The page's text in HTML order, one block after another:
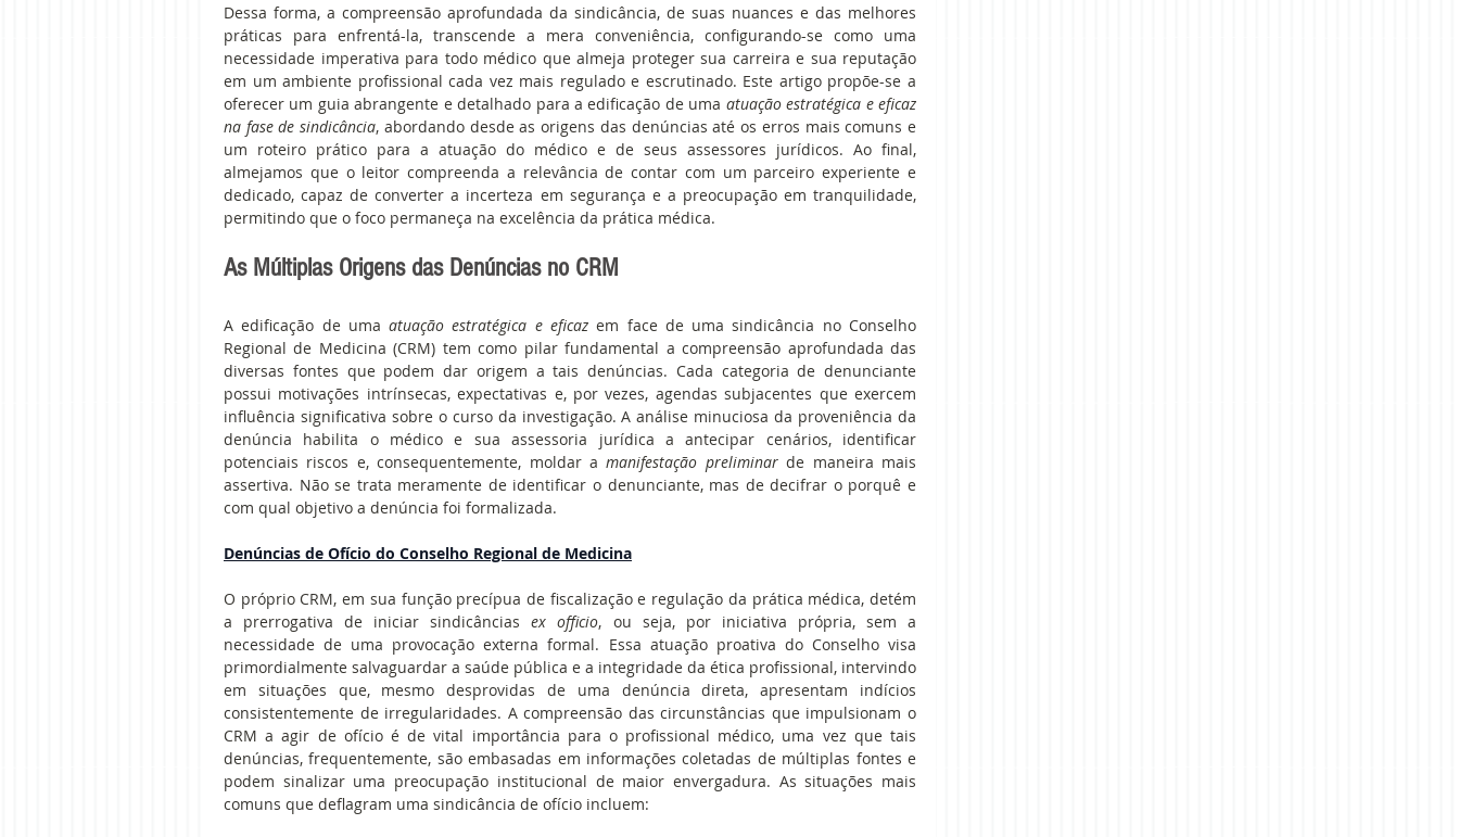
Dessa forma, a compreensão aprofundada da sindicância, de suas nuances e das melhores
práticas para enfrentá-la, transcende a mera conveniência, configurando-se como uma
necessidade imperativa para todo médico que almeja proteger sua carreira e sua reputação
em um ambiente profissional cada vez mais regulado e escrutinado. Este artigo propõe-se a
oferecer um guia abrangente e detalhado para a edificação de uma atuação estratégica e eficaz
na fase de sindicância, abordando desde as origens das denúncias até os erros mais comuns e
um roteiro prático para a atuação do médico e de seus assessores jurídicos. Ao final,
almejamos que o leitor compreenda a relevância de contar com um parceiro experiente e
dedicado, capaz de converter a incerteza em segurança e a preocupação em tranquilidade,
permitindo que o foco permaneça na excelência da prática médica.
As Múltiplas Origens das Denúncias no CRM
A edificação de uma atuação estratégica e eficaz em face de uma sindicância no Conselho
Regional de Medicina (CRM) tem como pilar fundamental a compreensão aprofundada das
diversas fontes que podem dar origem a tais denúncias. Cada categoria de denunciante
possui motivações intrínsecas, expectativas e, por vezes, agendas subjacentes que exercem
influência significativa sobre o curso da investigação. A análise minuciosa da proveniência da
denúncia habilita o médico e sua assessoria jurídica a antecipar cenários, identificar
potenciais riscos e, consequentemente, moldar a manifestação preliminar de maneira mais
assertiva. Não se trata meramente de identificar o denunciante, mas de decifrar o porquê e
com qual objetivo a denúncia foi formalizada.
Denúncias de Ofício do Conselho Regional de Medicina
O próprio CRM, em sua função precípua de fiscalização e regulação da prática médica, detém
a prerrogativa de iniciar sindicâncias ex officio, ou seja, por iniciativa própria, sem a
necessidade de uma provocação externa formal. Essa atuação proativa do Conselho visa
primordialmente salvaguardar a saúde pública e a integridade da ética profissional, intervindo
em situações que, mesmo desprovidas de uma denúncia direta, apresentam indícios
consistentemente de irregularidades. A compreensão das circunstâncias que impulsionam o
CRM a agir de ofício é de vital importância para o profissional médico, uma vez que tais
denúncias, frequentemente, são embasadas em informações coletadas de múltiplas fontes e
podem sinalizar uma preocupação institucional de maior envergadura. As situações mais
comuns que deflagram uma sindicância de ofício incluem: